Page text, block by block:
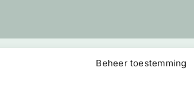
Beheer toestemming
helder advies